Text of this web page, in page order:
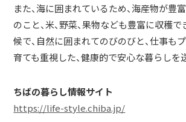
また、海に囲まれているため、海産物が豊
のこと、米、野菜、果物なども豊富に収穫
候で、自然に囲まれてのびのびと、仕事も
育ても重視した、健康的で安心な暮らしを
ちばの暮らし情報サイト
https://life-style.chiba.jp/